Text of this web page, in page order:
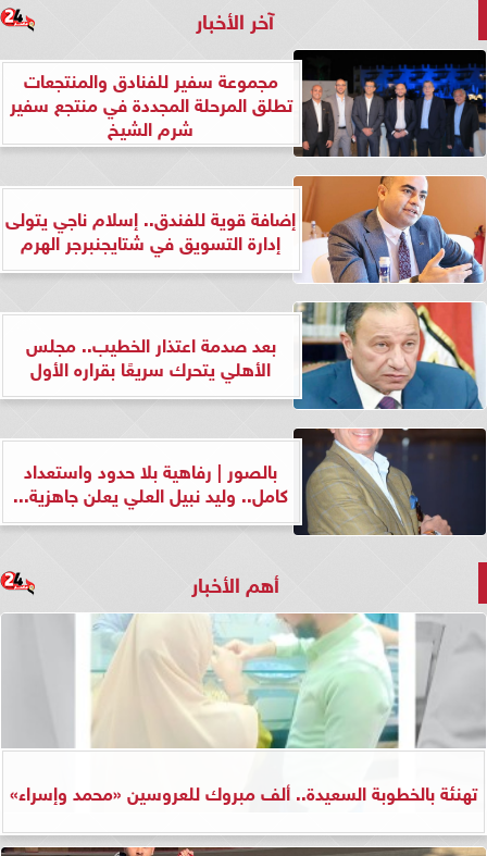
آخر الأخبار
مجموعة سفير للفنادق والمنتجعات
تطلق المرحلة المجددة في منتجع سفير
شرم الشيخ
إضافة قوية للفندق.. إسلام ناجي يتولى
إدارة التسويق في شتايجنبرجر الهرم
بعد صدمة اعتذار الخطيب.. مجلس
الأهلي يتحرك سريعًا بقراره الأول
بالصور | رفاهية بلا حدود واستعداد
كامل.. وليد نبيل العلي يعلن جاهزية...
أهم الأخبار
تهنئة بالخطوبة السعيدة.. ألف مبروك للعروسين «محمد وإسراء»